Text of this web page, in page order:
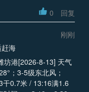
0 回复
刚刚
海
坊港[2026-8-13] 天气
；3-5级东北风；
0.7米 / 13:16满1.6